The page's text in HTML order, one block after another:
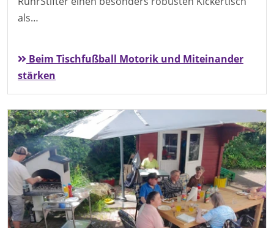
als…
Beim Tischfußball Motorik und Miteinander
stärken